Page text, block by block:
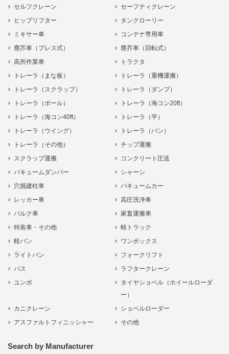
セルフクレーン
セーフティクレーン
ヒップリフター
タンクローリー
ミキサー車
コンテナ専用車
塵芥車（プレス式）
塵芥車（回転式）
高所作業車
トラクタ
トレーラ（まな板）
トレーラ（重機運搬）
トレーラ（スクラップ）
トレーラ（ダンプ）
トレーラ（ポール）
トレーラ（海コン20ft）
トレーラ（海コン40ft）
トレーラ（平）
トレーラ（ウイング）
トレーラ（バン）
トレーラ（その他）
チップ運搬
スクラップ運搬
コンクリート圧送
バキュームダンパー
シャーシ
穴掘建柱車
バキュームカー
レッカー車
高圧洗浄車
バルク車
家畜運搬車
特装車・その他
軽トラック
軽バン
ワンボックス
ライトバン
フォークリフト
バス
ラフタークレーン
ユンボ
タイヤショベル（ホイールローダ
ー）
カニクレーン
ショベルローダー
アスファルトフィニッシャー
その他
Search by Manufacturer